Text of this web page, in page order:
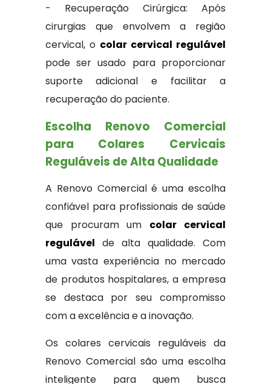
- Recuperação Cirúrgica: Após
cirurgias que envolvem a região
cervical, o colar cervical regulável
pode ser usado para proporcionar
suporte adicional e facilitar a
recuperação do paciente.
Escolha Renovo Comercial
para Colares Cervicais
Reguláveis de Alta Qualidade
A Renovo Comercial é uma escolha
confiável para profissionais de saúde
que procuram um colar cervical
regulável de alta qualidade. Com
uma vasta experiência no mercado
de produtos hospitalares, a empresa
se destaca por seu compromisso
com a excelência e a inovação.
Os colares cervicais reguláveis da
Renovo Comercial são uma escolha
inteligente para quem busca